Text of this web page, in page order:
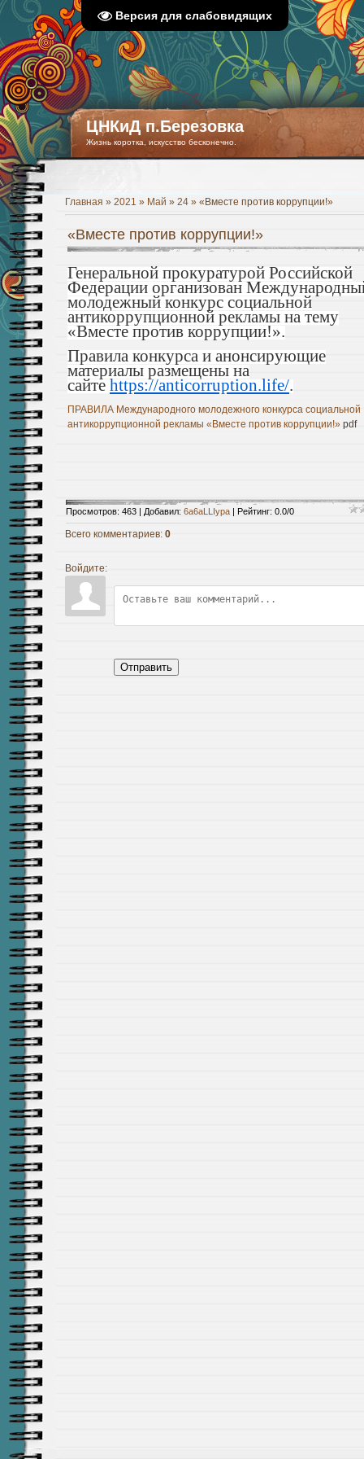
Версия для слабовидящих
ЦНКиД п.Березовка
Жизнь коротка, искусство бесконечно.
Главная » 2021 » Май » 24 » «Вместе против коррупции!»
«Вместе против коррупции!»
Генеральной прокуратурой Российской
Федерации организован
молодежный конкурс социальной
антикоррупционной рекламы на тему
«Вместе против коррупции!».
Правила конкурса и анонсирующие
материалы размещены на
сайте https://anticorruption.life/.
ПРАВИЛА Международного молодежного конкурса социальной
антикоррупционной рекламы «Вместе против коррупции!» pdf
Просмотров: 463 | Добавил: 6a6aLLIypa | Рейтинг: 0.0/0
Всего комментариев: 0
Войдите:
Отправить